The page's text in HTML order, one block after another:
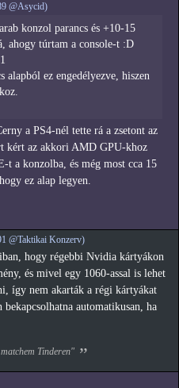
@Asycid)
konzol parancs és +10-15
ahogy túrtam a console-t :D
alapból ez engedélyezve, hiszen
a PS4-nél tette rá a zsetont az
kért az akkori AMD GPU-khoz
t a konzolba, és még most cca 15
ez alap legyen.
@Taktikai Konzerv)
hogy régebbi Nvidia kártyákon
és mivel egy 1060-assal is lehet
így nem akarták a régi kártyákat
automatikusan, ha
Tinderen"